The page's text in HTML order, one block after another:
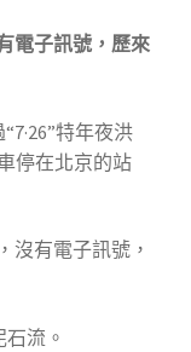
電子訊號，歷來
特年夜洪
停在北京的站
沒有電子訊號，
流。